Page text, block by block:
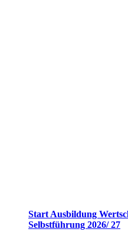
Start Ausbildung
Selbstführung 2026/ 27